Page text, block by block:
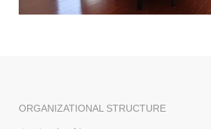
ORGANIZATIONAL STRUCTURE